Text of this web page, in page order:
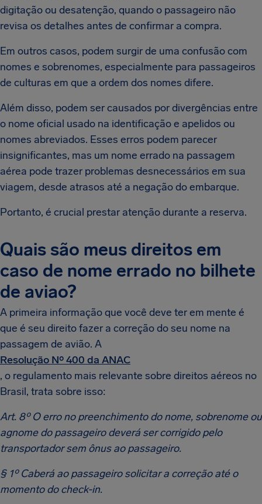
digitação ou desatenção, quando o passageiro não
revisa os detalhes antes de confirmar a compra.
Em outros casos, podem surgir de uma confusão com
nomes e sobrenomes, especialmente para passageiros
de culturas em que a ordem dos nomes difere.
Além disso, podem ser causados por divergências entre
o nome oficial usado na identificação e apelidos ou
nomes abreviados. Esses erros podem parecer
insignificantes, mas um nome errado na passagem
aérea pode trazer problemas desnecessários em sua
viagem, desde atrasos até a negação do embarque.
Portanto, é crucial prestar atenção durante a reserva.
Quais são meus direitos em
caso de nome errado no bilhete
de aviao?
A primeira informação que você deve ter em mente é
que é seu direito fazer a correção do seu nome na
passagem de avião. A
Resolução Nº 400 da ANAC
, o regulamento mais relevante sobre direitos aéreos no
Brasil, trata sobre isso:
Art. 8º O erro no preenchimento do nome, sobrenome ou
agnome do passageiro deverá ser corrigido pelo
transportador sem ônus ao passageiro.
§ 1º Caberá ao passageiro solicitar a correção até o
momento do check-in.